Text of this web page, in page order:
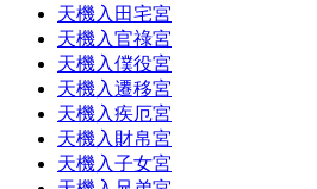
天機入田宅宮
天機入官祿宮
天機入僕役宮
天機入遷移宮
天機入疾厄宮
天機入財帛宮
天機入子女宮